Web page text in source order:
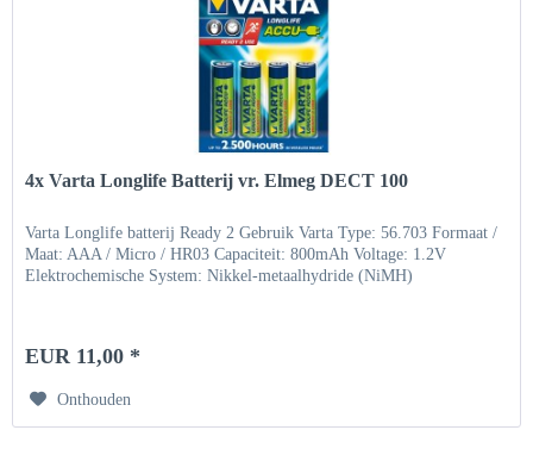
4x Varta Longlife Batterij vr. Elmeg DECT 100
Varta Longlife batterij Ready 2 Gebruik Varta Type: 56.703 Formaat /
Maat: AAA / Micro / HR03 Capaciteit: 800mAh Voltage: 1.2V
Elektrochemische System: Nikkel-metaalhydride (NiMH)
EUR 11,00 *
Onthouden